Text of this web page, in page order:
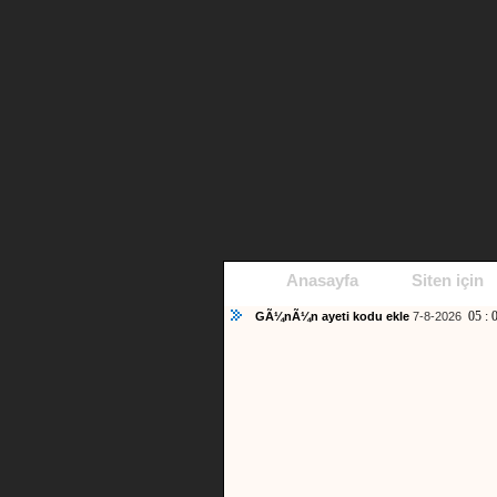
Anasayfa Siten için
GÃ¼nÃ¼n ayeti kodu ekle 7-8-2026 05 :